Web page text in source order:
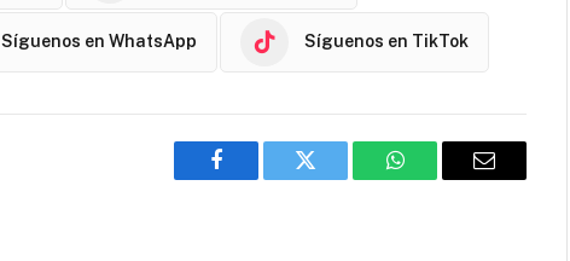
Síguenos en WhatsApp Síguenos en TikTok
Facebook Twitter WhatsAppEmail